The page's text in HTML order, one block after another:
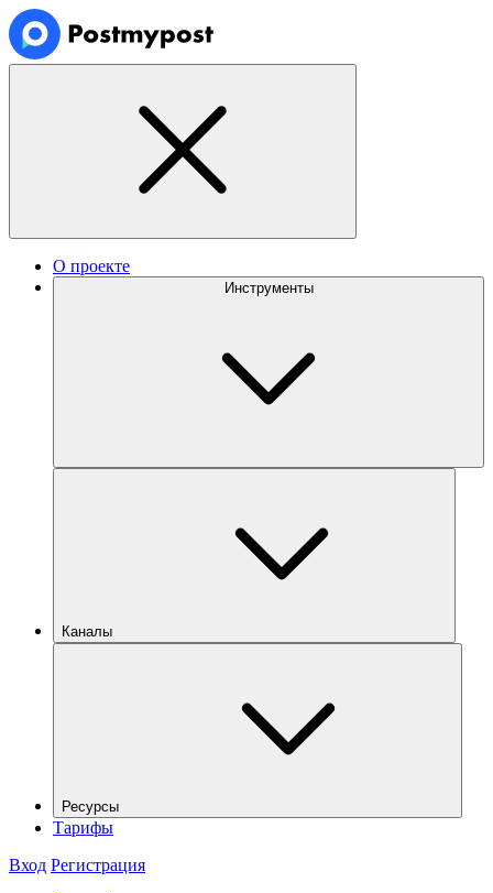
О проекте
Инструменты
Каналы
Ресурсы
Тарифы
Вход Регистрация